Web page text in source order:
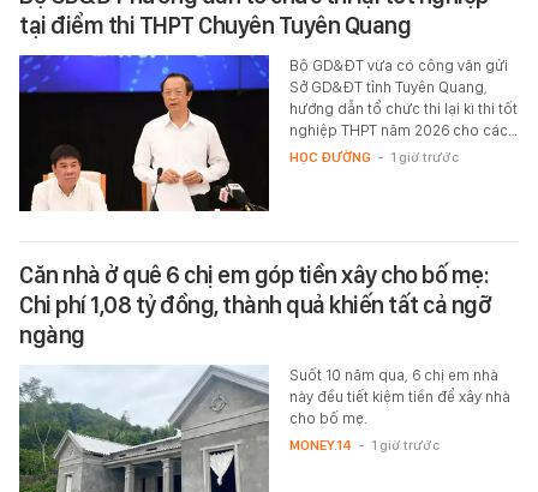
tại điểm thi THPT Chuyên Tuyên Quang
Bộ GD&ĐT vừa có công văn gửi
Sở GD&ĐT tỉnh Tuyên Quang,
hướng dẫn tổ chức thi lại kì thi tốt
nghiệp THPT năm 2026 cho các…
HỌC ĐƯỜNG - 1 giờ trước
Căn nhà ở quê 6 chị em góp tiền xây cho bố mẹ:
Chi phí 1,08 tỷ đồng, thành quả khiến tất cả ngỡ
ngàng
Suốt 10 năm qua, 6 chị em nhà
này đều tiết kiệm tiền để xây nhà
cho bố mẹ.
MONEY.14 - 1 giờ trước